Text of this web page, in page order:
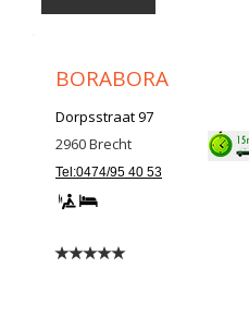
BORABORA
Dorpsstraat 97
2960Brecht
Tel:0474/95 40 53